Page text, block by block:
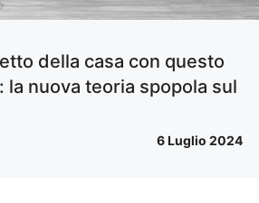
della casa con questo
la nuova teoria spopola sul
6 Luglio 2024